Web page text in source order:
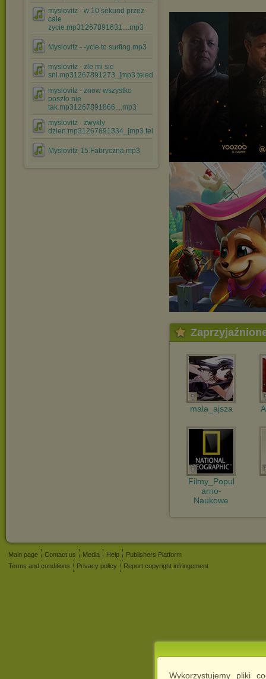
Wykorzystujemy pliki
myslovitz - w 10 sekund przez
cale
zycie.mp31267891631....mp3
Myslovitz - -ycie to surfing.mp3
myslovitz - zle mi sie
sni.mp31267891273_[mp3.teledysk....mp3
myslovitz - znow wszystko
poszlo nie
tak.mp31267891866....mp3
myslovitz - zwykly
dzien.mp31267891334_[mp3.teledyski.....mp3
Myslovitz-15.Fabryczna.mp3
mala_ajsza
Filmy_Popul
arno-
Naukowe
Main page Contact us Media Help
Publishers Platform
Terms and conditions
Privacy policy Report copyright infringement